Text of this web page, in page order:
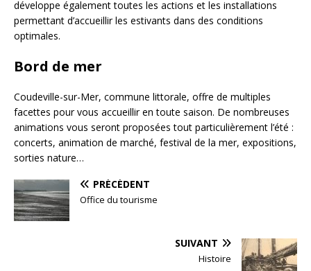
développe également toutes les actions et les installations
permettant d’accueillir les estivants dans des conditions
optimales.
Bord de mer
Coudeville-sur-Mer, commune littorale, offre de multiples
facettes pour vous accueillir en toute saison. De nombreuses
animations vous seront proposées tout particulièrement l’été :
concerts, animation de marché, festival de la mer, expositions,
sorties nature…
PRÉCÉDENT
Office du tourisme
SUIVANT
Histoire